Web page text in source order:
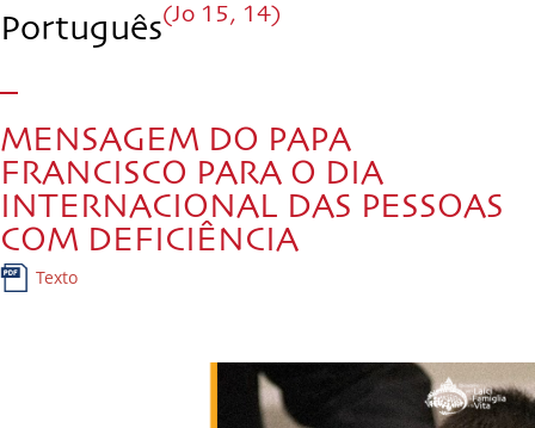
Português
MENSAGEM DO PAPA
FRANCISCO PARA O DIA
INTERNACIONAL DAS PESSOAS
COM DEFICIÊNCIA
(Jo 15, 14)
Texto